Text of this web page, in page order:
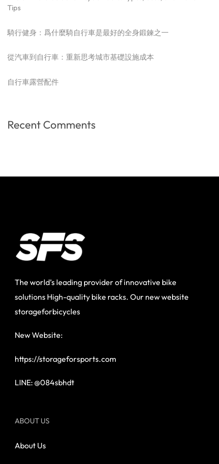
Tips
騎行健身：爲什麼騎自行車是最好的全身鍛鍊之一
從汽車到自行車：重新思考城市基礎設施成本
自行車露營配件
Recent Comments
The world’s leading provider of innovative bike
solutions High-quality bike racks. Our new website
storageforbicycles
New Website:
https://storageforsports.com
LINE: @084sbhdt
ABOUT US
About Us